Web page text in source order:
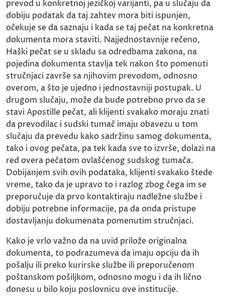
prevod u konkretnoj jezičkoj varijanti, pa u slučaju da
dobiju podatak da taj zahtev mora biti ispunjen,
očekuje se da saznaju i kada se taj pečat na konkretna
dokumenta mora staviti. Najjednostavnije rečeno,
Haški pečat se u skladu sa odredbama zakona, na
pojedina dokumenta stavlja tek nakon što pomenuti
stručnjaci završe sa njihovim prevodom, odnosno
overom, a što je ujedno i jednostavniji postupak. U
drugom slučaju, može da bude potrebno prvo da se
stavi Apostille pečat, ali klijenti svakako moraju znati
da prevodilac i sudski tumač imaju obavezu u tom
slučaju da prevedu kako sadržinu samog dokumenta,
tako i ovog pečata, pa tek kada sve to izvrše, dolazi na
red overa pečatom ovlašćenog sudskog tumača.
Dobijanjem svih ovih podataka, klijenti svakako štede
vreme, tako da je upravo to i razlog zbog čega im se
preporučuje da prvo kontaktiraju nadležne službe i
dobiju potrebne informacije, pa da onda pristupe
dostavljanju dokumenata pomenutim stručnjaci.
Kako je vrlo važno da na uvid prilože originalna
dokumenta, to podrazumeva da imaju opciju da ih
pošalju ili preko kurirske službe ili preporučenom
poštanskom pošiljkom, odnosno mogu i da ih lično
donesu u bilo koju poslovnicu ove institucije.